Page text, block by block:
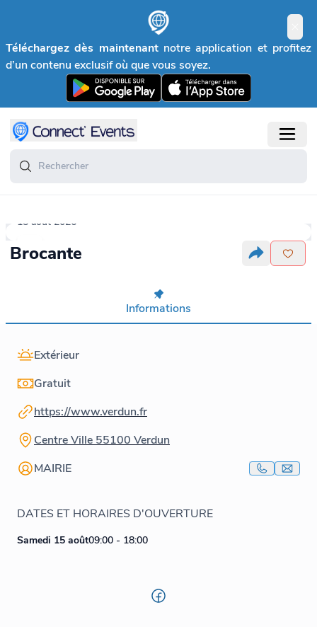
Téléchargez dès maintenant notre application et profitez
d’un contenu exclusif où que vous soyez.
15 août 2026
Brocante
Informations
Extérieur
Gratuit
https://www.verdun.fr
Centre Ville 55100 Verdun
MAIRIE
DATES ET HORAIRES D'OUVERTURE
Samedi 15 août09:00 - 18:00